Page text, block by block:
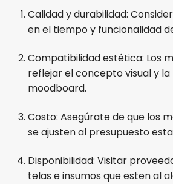
Calidad y durabilidad:
en el tiempo y funcionalidad
Compatibilidad estética: Los
reflejar el concepto visual y la
moodboard.
Costo: Asegúrate de que los
se ajusten al presupuesto
Disponibilidad: Visitar
telas e insumos que esten al